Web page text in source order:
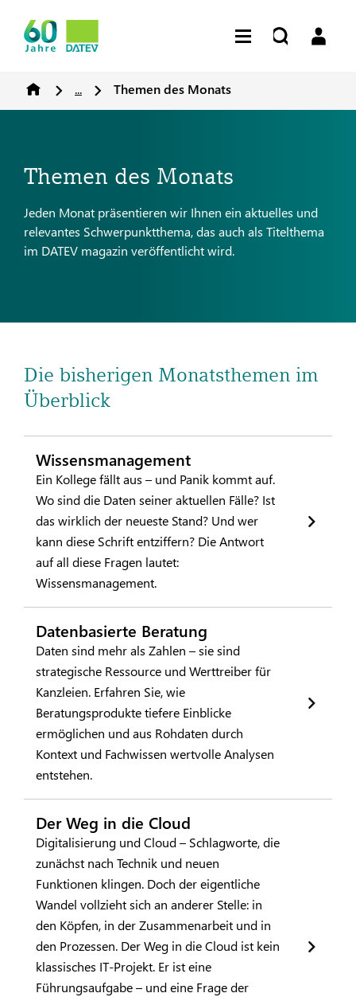
... Themen des Monats
Themen des Monats
Jeden Monat präsentieren wir Ihnen ein aktuelles und
relevantes Schwerpunktthema, das auch als Titelthema
im DATEV magazin veröffentlicht wird.
Die bisherigen Monatsthemen im
Überblick
Wissensmanagement
Ein Kollege fällt aus – und Panik kommt auf.
Wo sind die Daten seiner aktuellen Fälle? Ist
das wirklich der neueste Stand? Und wer
kann diese Schrift entziffern? Die Antwort
auf all diese Fragen lautet:
Wissensmanagement.
Datenbasierte Beratung
Daten sind mehr als Zahlen – sie sind
strategische Ressource und Werttreiber für
Kanzleien. Erfahren Sie, wie
Beratungsprodukte tiefere Einblicke
ermöglichen und aus Rohdaten durch
Kontext und Fachwissen wertvolle Analysen
entstehen.
Der Weg in die Cloud
Digitalisierung und Cloud – Schlagworte, die
zunächst nach Technik und neuen
Funktionen klingen. Doch der eigentliche
Wandel vollzieht sich an anderer Stelle: in
den Köpfen, in der Zusammenarbeit und in
den Prozessen. Der Weg in die Cloud ist kein
klassisches IT-Projekt. Er ist eine
Führungsaufgabe – und eine Frage der